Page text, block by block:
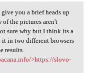
to give
you a brief heads up
of the pictures aren't
sure why but I think its a
in two different browsers
results.
>https://slovo-